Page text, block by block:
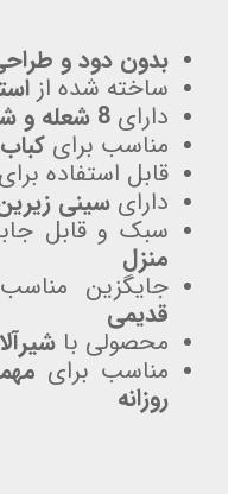
بدون دود و
ساخته شده از
دارای 8 شعله و شبکه چدنی مقاوم
مناسب برای
قابل استفاده برای
دارای سینی
سبک و قابل
منزل
جایگزین
قدیمی
محصولی با
مناسب برای
روزانه